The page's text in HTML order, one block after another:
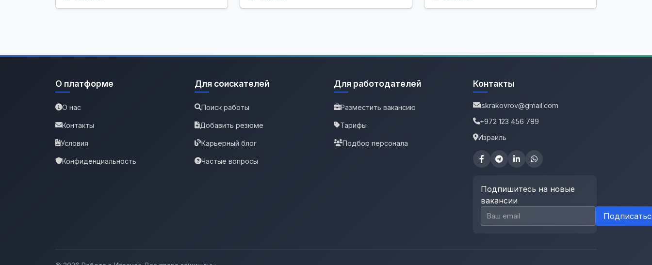
О платформе
О нас
Контакты
Условия
Конфиденциальность
Для соискателей
Поиск работы
Добавить резюме
Карьерный блог
Частые вопросы
Для работодателей
Разместить вакансию
Тарифы
Подбор персонала
Контакты
iskrakovrov@gmail.com
+972 123 456 789
Израиль
Подпишитесь на новые
вакансии
Email для подписки